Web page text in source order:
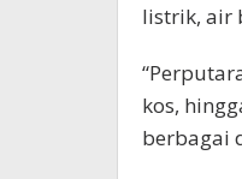
listrik, air
kos,
berbagai